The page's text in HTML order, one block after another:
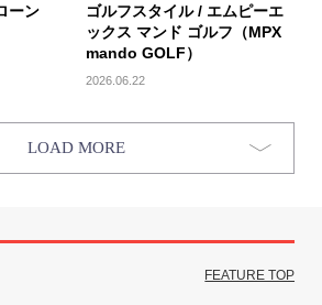
ーン
ゴルフスタイル / エムピーエ
ックス マンド ゴルフ（MPX
mando GOLF）
2026.06.22
LOAD MORE
FEATURE TOP